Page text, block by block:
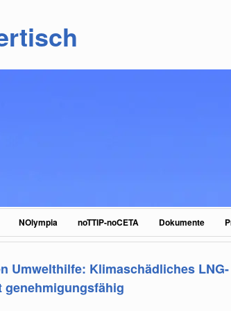
NOlympia noTTIP-noCETA Dokumente
Umwelthilfe: Klimaschädliches LNG-
genehmigungsfähig